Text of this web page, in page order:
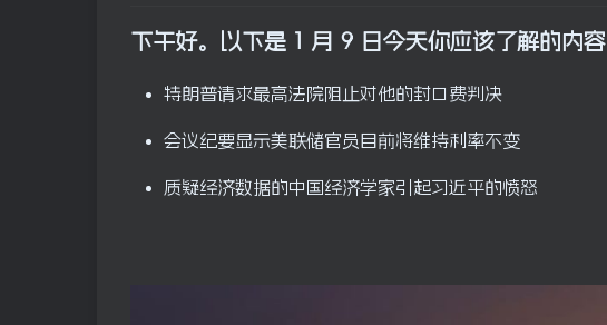
下午好。以下是 1 月 9 日今天你应该了解的内容
特朗普请求最高法院阻止对他的封口费判决
会议纪要显示美联储官员目前将维持利率不变
质疑经济数据的中国经济学家引起习近平的愤怒